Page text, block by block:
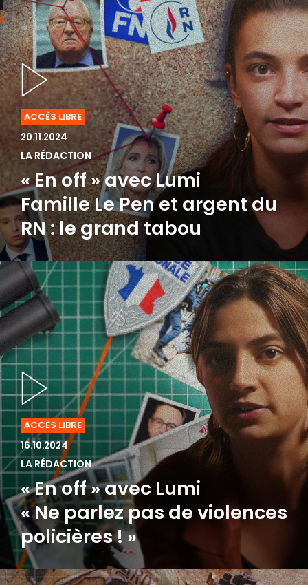
ACCÈS LIBRE
20.11.2024
LA RÉDACTION
« En off » avec Lumi
Famille Le Pen et argent du
RN : le grand tabou
ACCÈS LIBRE
16.10.2024
LA RÉDACTION
« En off » avec Lumi
« Ne parlez pas de violences
policières ! »